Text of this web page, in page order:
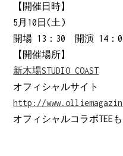
【開催日時】
5月10日(土)
開場 13：30 開演 14：
【開催場所】
新木場STUDIO COAST
オフィシャルサイト
http://
オフィシャルコラボTEEも